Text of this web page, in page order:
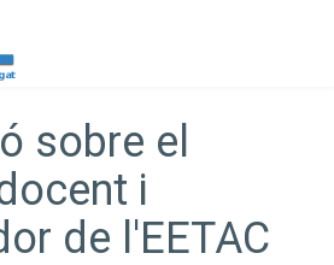
sobre el
i
de l'EETAC